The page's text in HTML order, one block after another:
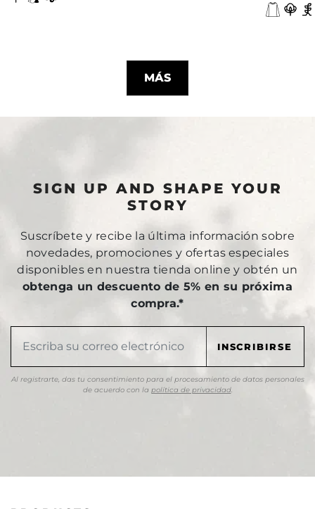
MÁS
SIGN UP AND SHAPE YOUR
STORY
Suscríbete y recibe la última información sobre
novedades, promociones y ofertas especiales
disponibles en nuestra tienda online y obtén un
obtenga un descuento de 5% en su próxima
compra.*
Al registrarte, das tu consentimiento para el procesamiento de datos personales
de acuerdo con la política de privacidad.